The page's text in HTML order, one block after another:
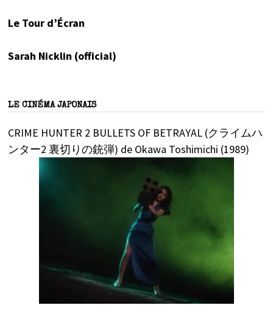
Le Tour d’Écran
Sarah Nicklin (official)
LE CINÉMA JAPONAIS
CRIME HUNTER 2 BULLETS OF BETRAYAL (クライムハ
ンター2 裏切りの銃弾) de Okawa Toshimichi (1989)